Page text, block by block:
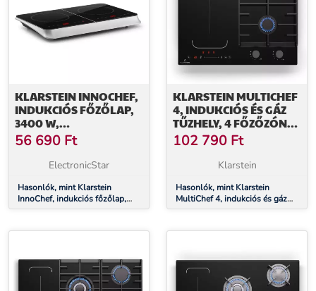
KLARSTEIN INNOCHEF,
INDUKCIÓS FŐZŐLAP,
3400 W,
ÉRINTÉSVEZÉRLÉS,
ÜVEGKERÁMIA
56 690 Ft
ElectronicStar
Hasonlók, mint Klarstein
InnoChef, indukciós főzőlap,
3400 W, érintésvezérlés,
KLARSTEIN MULTICHEF
4, INDUKCIÓS ÉS GÁZ
TŰZHELY, 4 FŐZŐZÓNA,
2 GÁZÉGŐ, 2 INDUKCIÓS
FŐZŐLAP, FLEXZONE
102 790 Ft
Klarstein
Hasonlók, mint Klarstein
MultiChef 4, indukciós és gáz
tűzhely, 4 főzőzóna, 2 gázégő, 2